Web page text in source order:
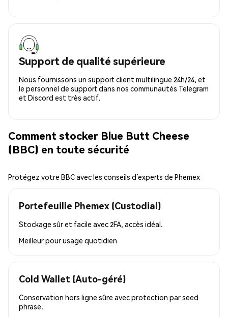
Support de qualité supérieure
Nous fournissons un support client multilingue 24h/24, et
le personnel de support dans nos communautés Telegram
et Discord est très actif.
Comment stocker Blue Butt Cheese
(BBC) en toute sécurité
Protégez votre BBC avec les conseils d’experts de Phemex
Portefeuille Phemex (Custodial)
Stockage sûr et facile avec 2FA, accès idéal.
Meilleur pourusage quotidien
Cold Wallet (Auto-géré)
Conservation hors ligne sûre avec protection par seed
phrase.